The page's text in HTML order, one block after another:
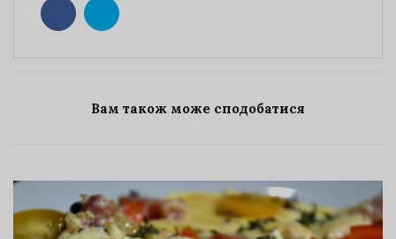
Вам також може сподобатися